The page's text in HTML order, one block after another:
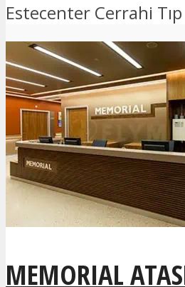
Estecenter Cerrahi
MEMORIAL